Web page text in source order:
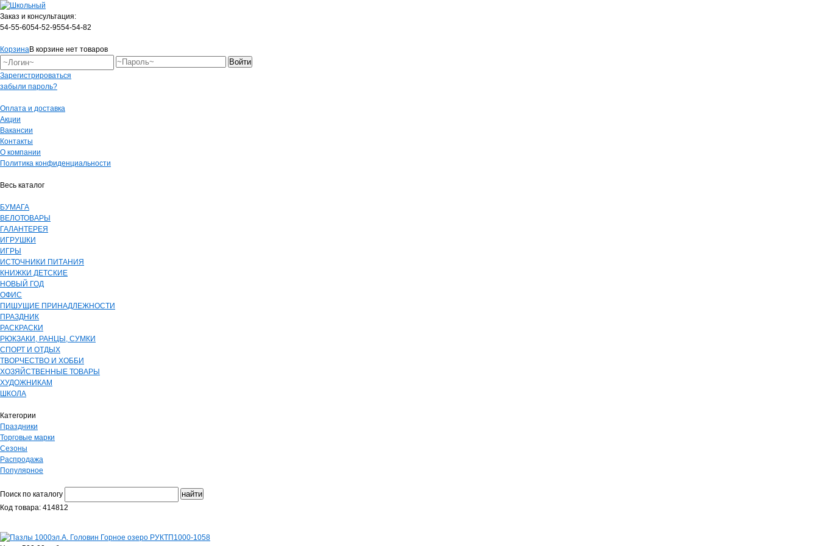
Заказ и консультация:
54-55-6054-52-9554-54-82
КорзинаВ корзине нет товаров
Зарегистрироваться
забыли пароль?
Оплата и доставка
Акции
Вакансии
Контакты
О компании
Политика конфиденциальности
Весь каталог
БУМАГА
ВЕЛОТОВАРЫ
ГАЛАНТЕРЕЯ
ИГРУШКИ
ИГРЫ
ИСТОЧНИКИ ПИТАНИЯ
КНИЖКИ ДЕТСКИЕ
НОВЫЙ ГОД
ОФИС
ПИШУЩИЕ ПРИНАДЛЕЖНОСТИ
ПРАЗДНИК
РАСКРАСКИ
РЮКЗАКИ, РАНЦЫ, СУМКИ
СПОРТ И ОТДЫХ
ТВОРЧЕСТВО И ХОББИ
ХОЗЯЙСТВЕННЫЕ ТОВАРЫ
ХУДОЖНИКАМ
ШКОЛА
Категории
Праздники
Торговые марки
Сезоны
Распродажа
Популярное
Поиск по каталогу
Код товара: 414812